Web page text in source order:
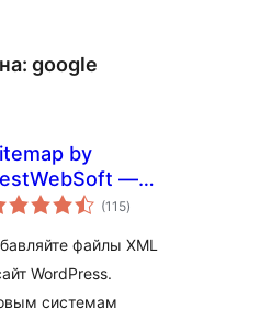
google
by
—
XML
Plugin
(115общий
рейтинг
)
файлы XML
WordPress.
системам